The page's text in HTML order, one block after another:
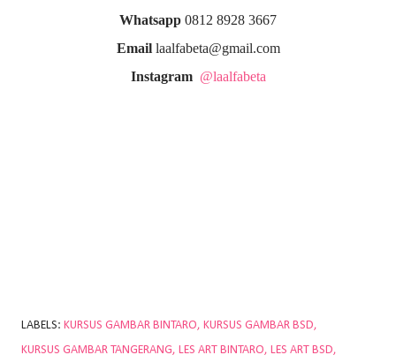
Whatsapp 0812 8928 3667
Emaillaalfabeta@gmail.com
Instagram @laalfabeta
LABELS: KURSUS GAMBAR BINTARO
KURSUS GAMBAR BSD
KURSUS GAMBAR TANGERANG
LES ART BINTARO LES ART BSD